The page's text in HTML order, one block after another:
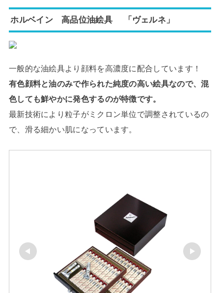
ホルベイン 高品位油絵具 「ヴェルネ」
一般的な油絵具より顔料を高濃度に配合しています！
有色顔料と油のみで作られた純度の高い絵具なので、混
色しても鮮やかに発色するのが特徴です。
最新技術により粒子がミクロン単位で調整されているの
で、滑る細かい肌になっています。